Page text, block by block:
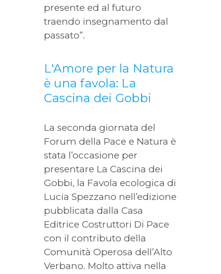
presente ed al futuro
traendo insegnamento dal
passato”.
L'Amore per la Natura
è una favola: La
Cascina dei Gobbi
La seconda giornata del
Forum della Pace e Natura è
stata l’occasione per
presentare La Cascina dei
Gobbi, la Favola ecologica di
Lucia Spezzano nell’edizione
pubblicata dalla Casa
Editrice Costruttori Di Pace
con il contributo della
Comunità Operosa dell’Alto
Verbano. Molto attiva nella